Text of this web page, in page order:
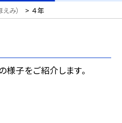
み） > ４年
子をご紹介します。